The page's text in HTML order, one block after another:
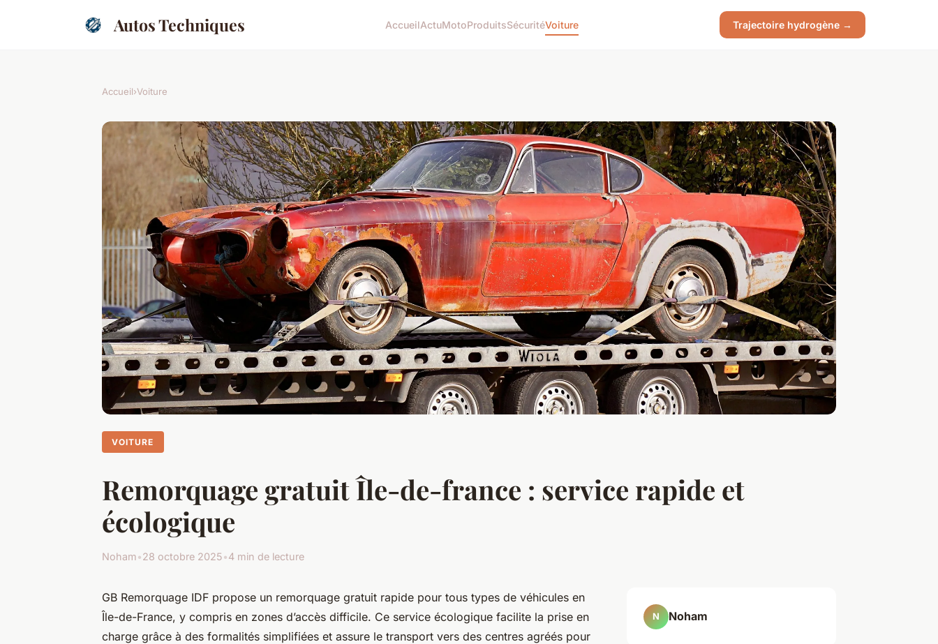
Autos Techniques AccueilActuMotoProduitsSécuritéVoiture Trajectoire hydrogène →
Accueil›Voiture
VOITURE
Remorquage gratuit Île-de-france : service rapide et
écologique
Noham•28 octobre 2025•4 min de lecture
GB Remorquage IDF propose un remorquage gratuit rapide pour tous types de véhicules en
Île-de-France, y compris en zones d’accès difficile. Ce service écologique facilite la prise en
charge grâce à des formalités simplifiées et assure le transport vers des centres agréés pour
N Noham